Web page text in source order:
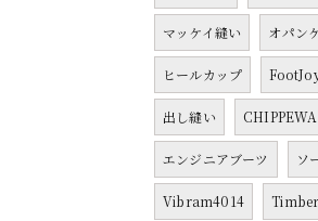
マッケイ縫い オパン
ヒールカップ
出し縫い CHIPPEWA
エンジニアブーツ ソ
Vibram4014